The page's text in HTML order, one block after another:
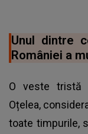
Unul dintre
României a
O veste tristă
Oțelea,
toate timpurile,